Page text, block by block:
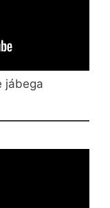
jábega